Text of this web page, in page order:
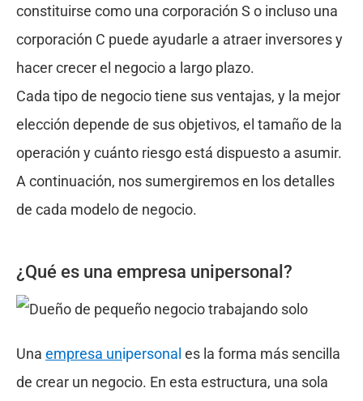
constituirse como una corporación S o incluso una
corporación C puede ayudarle a atraer inversores y
hacer crecer el negocio a largo plazo.
Cada tipo de negocio tiene sus ventajas, y la mejor
elección depende de sus objetivos, el tamaño de la
operación y cuánto riesgo está dispuesto a asumir.
A continuación, nos sumergiremos en los detalles
de cada modelo de negocio.
¿Qué es una empresa unipersonal?
Una empresa unipersonal es la forma más sencilla
de crear un negocio. En esta estructura, una sola